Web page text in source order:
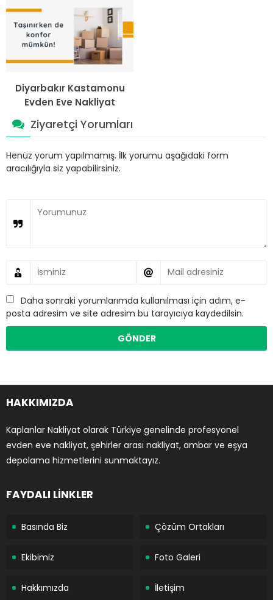
Diyarbakır Kastamonu
Evden Eve Nakliyat
Ziyaretçi Yorumları
Henüz yorum yapılmamış. İlk yorumu aşağıdaki form
aracılığıyla siz yapabilirsiniz.
Daha sonraki yorumlarımda kullanılması için adım, e-
posta adresim ve site adresim bu tarayıcıya kaydedilsin.
HAKKIMIZDA
Kaplanlar Nakliyat olarak Türkiye genelinde profesyonel
evden eve nakliyat, şehirler arası nakliyat, ambar ve eşya
depolama hizmetlerini sunmaktayız.
FAYDALI LİNKLER
Basında Biz Çözüm Ortakları
Ekibimiz Foto Galeri
Hakkımızda İletişim